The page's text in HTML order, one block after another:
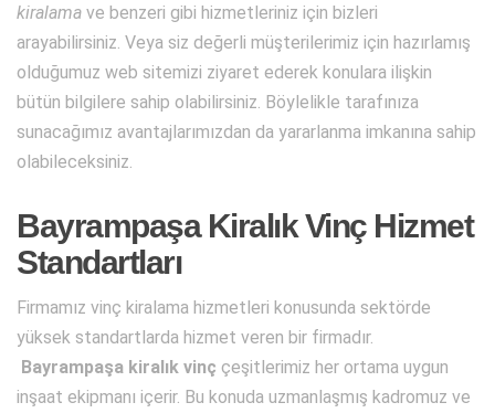
kiralama ve benzeri gibi hizmetleriniz için bizleri
arayabilirsiniz. Veya siz değerli müşterilerimiz için hazırlamış
olduğumuz web sitemizi ziyaret ederek konulara ilişkin
bütün bilgilere sahip olabilirsiniz. Böylelikle tarafınıza
sunacağımız avantajlarımızdan da yararlanma imkanına sahip
olabileceksiniz.
Bayrampaşa Kiralık Vinç Hizmet
Standartları
Firmamız vinç kiralama hizmetleri konusunda sektörde
yüksek standartlarda hizmet veren bir firmadır.
Bayrampaşa kiralık vinç çeşitlerimiz her ortama uygun
inşaat ekipmanı içerir. Bu konuda uzmanlaşmış kadromuz ve